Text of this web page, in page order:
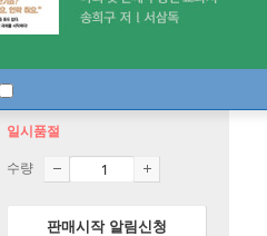
Warner Classics / Warner
일시품절
수량
판매시작 알림신청